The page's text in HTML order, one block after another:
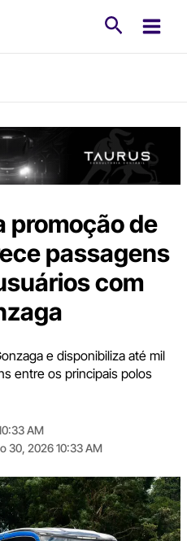
promoção de
passagens
com
e disponibiliza até mil
entre os principais polos
AM
30, 2026 10:33 AM